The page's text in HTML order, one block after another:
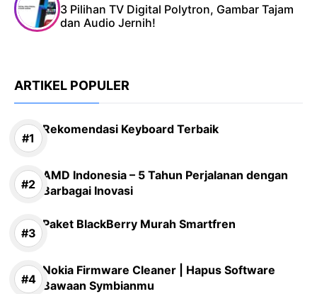
3 Pilihan TV Digital Polytron, Gambar Tajam
dan Audio Jernih!
ARTIKEL POPULER
Rekomendasi Keyboard Terbaik
AMD Indonesia – 5 Tahun Perjalanan dengan
Barbagai Inovasi
Paket BlackBerry Murah Smartfren
Nokia Firmware Cleaner | Hapus Software
Bawaan Symbianmu